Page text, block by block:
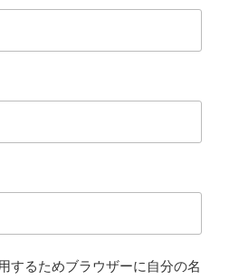
するためブラウザーに自分の名